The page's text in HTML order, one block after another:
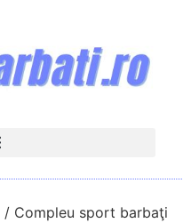
/ Compleu sport barbaţi